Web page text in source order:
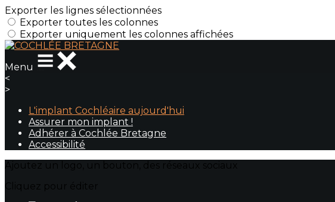
Exporter les lignes sélectionnées
Exporter toutes les colonnes
Exporter uniquement les colonnes affichées
Menu
<
>
L'implant Cochléaire aujourd'hui
Assurer mon implant !
Adhérer à Cochlée Bretagne
Accessibilité